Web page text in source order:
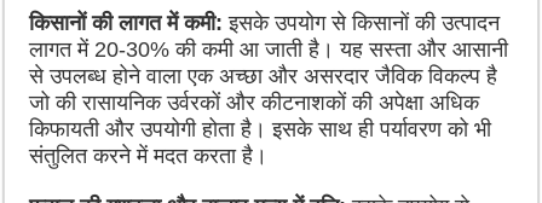
किसानों की लागत में कमी:इसके उपयोग से किसानों की उत्पादन
लागत में 20-30% की कमी आ जाती है। यह सस्ता और आसानी
से उपलब्ध होने वाला एक अच्छा और असरदार जैविक विकल्प है
जो की रासायनिक उर्वरकों और कीटनाशकों की अपेक्षा अधिक
किफायती और उपयोगी होता है। इसके साथ ही पर्यावरण को भी
संतुलित करने में मदत करता है।